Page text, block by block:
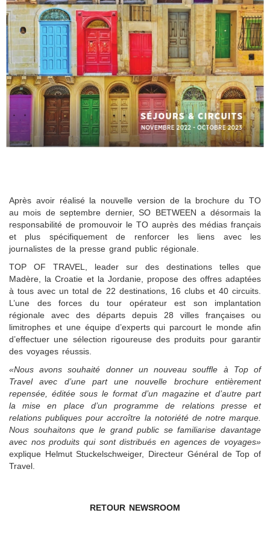
Après avoir réalisé la nouvelle version de la brochure du TO
au mois de septembre dernier, SO BETWEEN a désormais la
responsabilité de promouvoir le TO auprès des médias français
et plus spécifiquement de renforcer les liens avec les
journalistes de la presse grand public régionale.
TOP OF TRAVEL, leader sur des destinations telles que
Madère, la Croatie et la Jordanie, propose des offres adaptées
à tous avec un total de 22 destinations, 16 clubs et 40 circuits.
L’une des forces du tour opérateur est son implantation
régionale avec des départs depuis 28 villes françaises ou
limitrophes et une équipe d’experts qui parcourt le monde afin
d’effectuer une sélection rigoureuse des produits pour garantir
des voyages réussis.
«Nous avons souhaité donner un nouveau souffle à Top of
Travel avec d’une part une nouvelle brochure entièrement
repensée, éditée sous le format d’un magazine et d’autre part
la mise en place d’un programme de relations presse et
relations publiques pour accroître la notoriété de notre marque.
Nous souhaitons que le grand public se familiarise davantage
avec nos produits qui sont distribués en agences de voyages»
explique Helmut Stuckelschweiger, Directeur Général de Top of
Travel.
RETOUR NEWSROOM